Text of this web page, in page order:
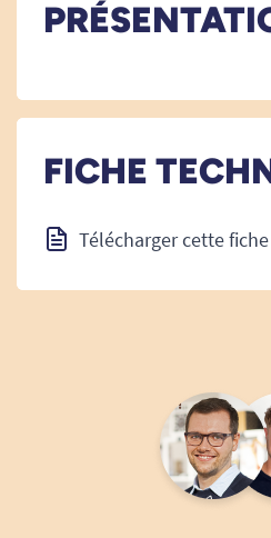
FICHE
Télécharger cette